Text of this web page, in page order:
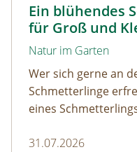
Ein blühendes
für Groß und
Natur im Garten
Wer sich gerne an
Schmetterlinge
eines
dürfen ausreichend
31.07.2026